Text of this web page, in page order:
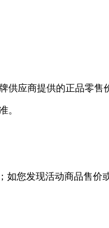
供应商提供的正品零售
。
您发现活动商品售价